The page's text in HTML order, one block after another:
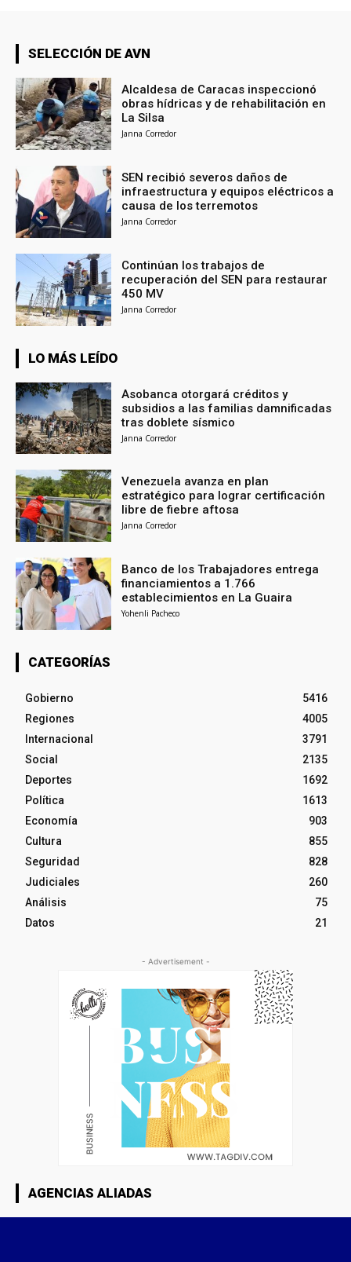
SELECCIÓN DE AVN
Alcaldesa de Caracas inspeccionó
obras hídricas y de rehabilitación en
La Silsa
Janna Corredor
SEN recibió severos daños de
infraestructura y equipos eléctricos a
causa de los terremotos
Janna Corredor
Continúan los trabajos de
recuperación del SEN para restaurar
450 MV
Janna Corredor
LO MÁS LEÍDO
Asobanca otorgará créditos y
subsidios a las familias damnificadas
tras doblete sísmico
Janna Corredor
Venezuela avanza en plan
estratégico para lograr certificación
libre de fiebre aftosa
Janna Corredor
Banco de los Trabajadores entrega
financiamientos a 1.766
establecimientos en La Guaira
Yohenli Pacheco
CATEGORÍAS
Gobierno
5416
Regiones
4005
Internacional
3791
Social
2135
Deportes
1692
Política
1613
Economía
903
Cultura
855
Seguridad
828
Judiciales
260
Análisis
75
Datos
21
- Advertisement -
AGENCIAS ALIADAS